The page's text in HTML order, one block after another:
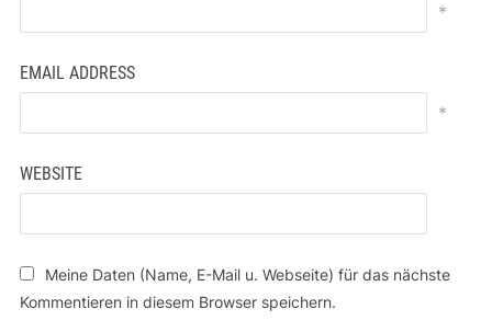
*
EMAIL ADDRESS
*
WEBSITE
Meine Daten (Name, E-Mail u. Webseite) für das nächste
Kommentieren in diesem Browser speichern.